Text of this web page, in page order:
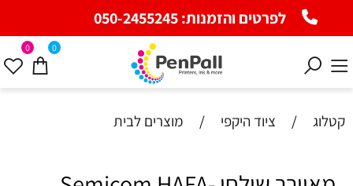
לפרטים והזמנות:050-2455245
0 0
קטלוג / ציוד היקפי / מוצרים לבית